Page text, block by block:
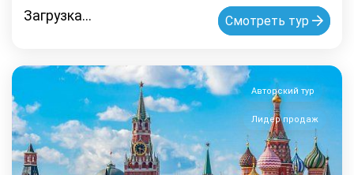
Загрузка... Смотреть тур
Авторский тур
Лидер продаж